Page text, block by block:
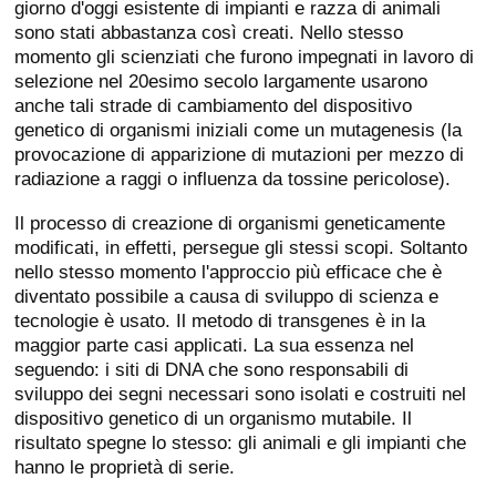
giorno d'oggi esistente di impianti e razza di animali
sono stati abbastanza così creati. Nello stesso
momento gli scienziati che furono impegnati in lavoro di
selezione nel 20esimo secolo largamente usarono
anche tali strade di cambiamento del dispositivo
genetico di organismi iniziali come un mutagenesis (la
provocazione di apparizione di mutazioni per mezzo di
radiazione a raggi o influenza da tossine pericolose).
Il processo di creazione di organismi geneticamente
modificati, in effetti, persegue gli stessi scopi. Soltanto
nello stesso momento l'approccio più efficace che è
diventato possibile a causa di sviluppo di scienza e
tecnologie è usato. Il metodo di transgenes è in la
maggior parte casi applicati. La sua essenza nel
seguendo: i siti di DNA che sono responsabili di
sviluppo dei segni necessari sono isolati e costruiti nel
dispositivo genetico di un organismo mutabile. Il
risultato spegne lo stesso: gli animali e gli impianti che
hanno le proprietà di serie.